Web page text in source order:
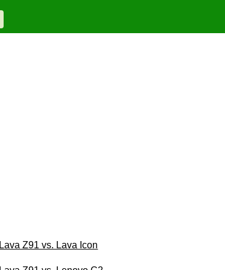
Lava Z91 vs. Lava Icon